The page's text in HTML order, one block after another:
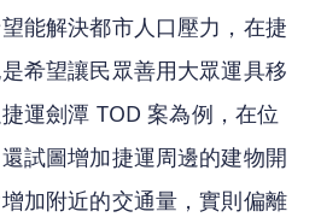
能解決都市人口壓力，在捷
希望讓民眾善用大眾運具移
運劍潭 TOD 案為例，在位
試圖增加捷運周邊的建物開
加附近的交通量，實則偏離